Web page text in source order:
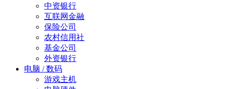
中资银行
互联网金融
保险公司
农村信用社
基金公司
外资银行
电脑 / 数码
游戏主机